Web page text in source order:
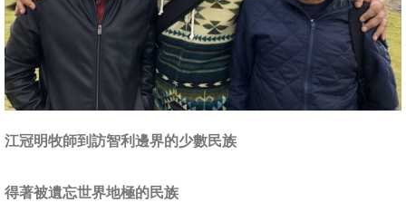
江冠明牧師到訪智利邊界的少數民族
得著被遺忘世界地極的民族